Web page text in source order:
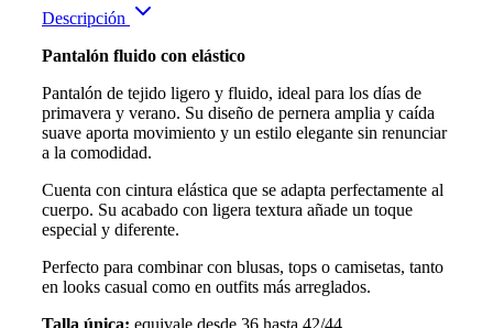
Descripción
Pantalón fluido con elástico
Pantalón de tejido ligero y fluido, ideal para los días de
primavera y verano. Su diseño de pernera amplia y caída
suave aporta movimiento y un estilo elegante sin renunciar
a la comodidad.
Cuenta con cintura elástica que se adapta perfectamente al
cuerpo. Su acabado con ligera textura añade un toque
especial y diferente.
Perfecto para combinar con blusas, tops o camisetas, tanto
en looks casual como en outfits más arreglados.
Talla única: equivale desde 36 hasta 42/44.